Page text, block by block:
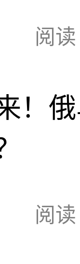
阅读
！
阅读